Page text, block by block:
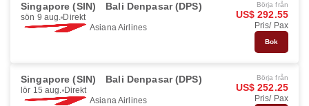
Singapore (SIN) Bali Denpasar (DPS)
sön 9 aug. Direkt
Asiana Airlines
Börja från
US$ 292.55
Pris/ Pax
Bok
Singapore (SIN) Bali Denpasar (DPS)
lör 15 aug. Direkt
Asiana Airlines
Börja från
US$ 252.25
Pris/ Pax